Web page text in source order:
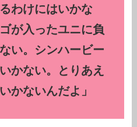
わけにはいかな
が入ったユニに負
い。シンハービー
かない。とりあえ
かないんだよ」